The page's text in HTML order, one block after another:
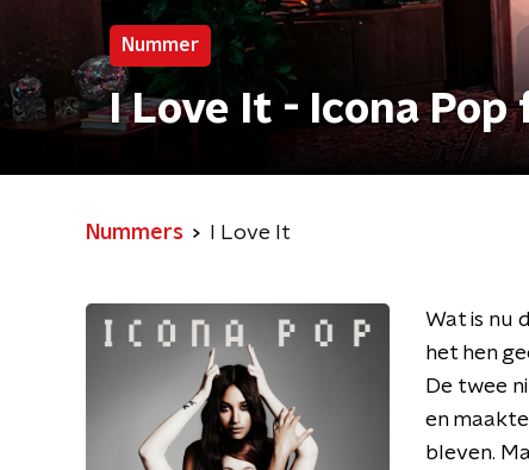
Nummer
I Love It - Icona Pop
Nummers I Love It
Wat is nu
het hen
De twee
en
bleven.